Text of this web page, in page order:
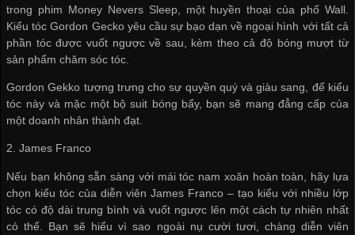
trong phim Money Nevers Sleep, một huyền thoại của phố Wall.
Kiểu tóc Gordon Gecko yêu cầu sự bạo dạn về ngoại hình với tất cả
phần tóc được vuốt ngược về sau, kèm theo cả độ bóng mượt từ
sản phẩm chăm sóc tóc.
Gordon Gekko tượng trưng cho sự quyền quý và giàu sang, để kiểu
tóc này và mặc một bộ suit bóng bẩy, bạn sẽ mang đẳng cấp của
một doanh nhân thành đạt.
2. James Franco
Nếu bạn không sẵn sàng với mái tóc nam xoăn hoàn toàn, hãy lựa
chọn kiểu tóc của diễn viên James Franco – tạo kiểu với nhiều lớp
tóc có độ dài trung bình và vuốt ngược lên một cách tự nhiên nhất
có thể. Bạn sẽ hiểu vì sao ngoài nụ cười tươi, chàng diễn viên